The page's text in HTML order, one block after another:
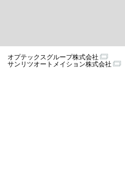
オプテックスグループ株式会社
サンリツオートメイション株式会社